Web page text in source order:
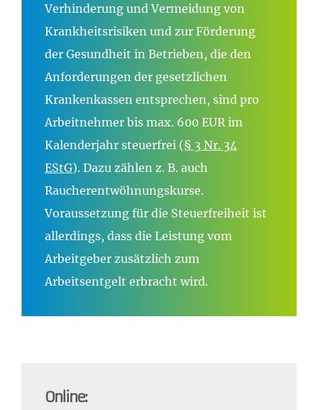
Verhinderung und Vermeidung von
Krankheitsrisiken und zur Förderung
der Gesundheit in Betrieben, die den
Anforderungen der gesetzlichen
Krankenkassen entsprechen, sind pro
Arbeitnehmer bis max. 600 EUR im
Kalenderjahr steuerfrei (§ 3 Nr. 34
EStG). Dazu zählen z. B. auch
Raucherentwöhnungskurse.
Voraussetzung für die Steuerfreiheit ist
allerdings, dass die Leistung vom
Arbeitgeber zusätzlich zum
Arbeitsentgelt erbracht wird.
Online: